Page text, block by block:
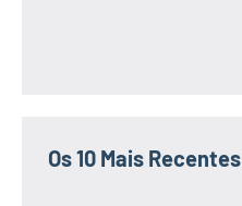
Os 10 Mais Recentes